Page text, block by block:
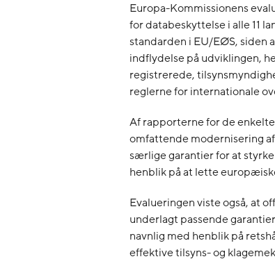
Europa-Kommissionens
for databeskyttelse i alle 11
standarden i EU/EØS, siden
indflydelse på udviklingen,
registrerede,
reglerne for internationale
Af rapporterne for de
omfattende modernisering
særlige garantier for at
henblik på at lette
Evalueringen viste også, at
underlagt passende
navnlig med henblik på
effektive tilsyns- og